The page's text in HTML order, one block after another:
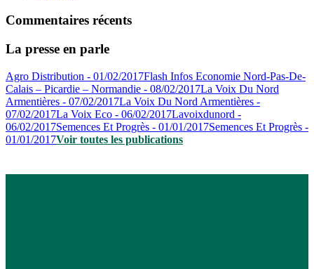
Commentaires récents
La presse en parle
Agro Distribution - 01/02/2017Flash Infos Economie Nord-Pas-De-
Calais – Picardie – Normandie - 08/02/2017La Voix Du Nord
Armentières - 07/02/2017La Voix Du Nord Armentières -
07/02/2017La Voix Eco - 06/02/2017Lavoixdunord -
06/02/2017Semences Et Progrès - 01/01/2017Semences Et Progrès -
01/01/2017Voir toutes les publications